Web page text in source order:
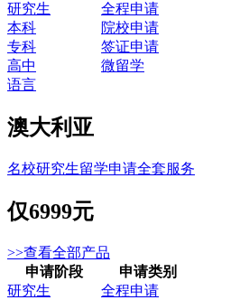
研究生
全程申请
本科
院校申请
专科
签证申请
高中
微留学
语言
澳大利亚
名校研究生留学申请全套服务
仅6999元
>>查看全部产品
申请阶段
申请类别
研究生
全程申请